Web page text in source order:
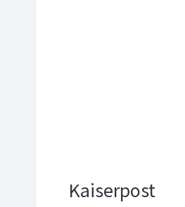
Kaiserpost